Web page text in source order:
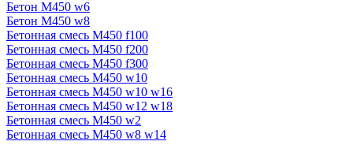
Бетон М450 w6
Бетон М450 w8
Бетонная смесь М450 f100
Бетонная смесь М450 f200
Бетонная смесь М450 f300
Бетонная смесь М450 w10
Бетонная смесь М450 w10 w16
Бетонная смесь М450 w12 w18
Бетонная смесь М450 w2
Бетонная смесь М450 w8 w14